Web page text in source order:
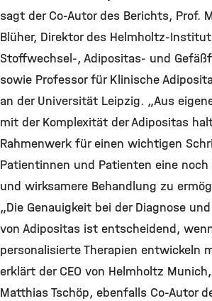
sagt der Co-Autor des Berichts, Prof.
Blüher, Direktor des Helmholtz-
Stoffwechsel-, Adipositas- und
sowie Professor für Klinische
an der Universität Leipzig. „Aus
mit der Komplexität der Adipositas
Rahmenwerk für einen wichtigen
Patientinnen und Patienten eine noch
und wirksamere Behandlung zu
„Die Genauigkeit bei der Diagnose
von Adipositas ist entscheidend,
personalisierte Therapien entwickeln
erklärt der CEO von Helmholtz
Matthias Tschöp, ebenfalls Co-Autor